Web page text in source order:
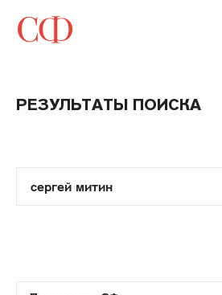
РЕЗУЛЬТАТЫ ПОИСКА